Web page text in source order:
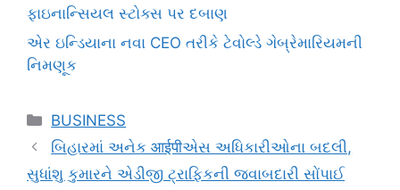
ફાઇનાન્સિયલ સ્ટોક્સ પર દબાણ
એર ઇન્ડિયાના નવા CEO તરીકે ટેવોલ્ડે ગેબ્રેમારિયમની
નિમણૂક
Categories
BUSINESS
બિહારમાં અનેક आईपीએસ અધિકારીઓના બદલી,
સુધાંશુ કુમારને એડીજી ટ્રાફિકની જવાબદારી સોંપાઈ